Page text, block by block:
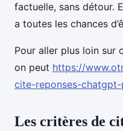
factuelle, sans détour.
a toutes les chances
Pour aller plus loin sur
on peut https://
cite-reponses-
Les critères de